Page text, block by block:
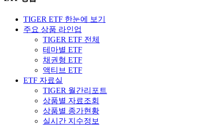
TIGER ETF 한눈에 보기
주요 상품 라인업
TIGER ETF 전체
테마별 ETF
채권형 ETF
액티브 ETF
ETF 자료실
TIGER 월간리포트
상품별 자료조회
상품별 종가현황
실시간 지수정보